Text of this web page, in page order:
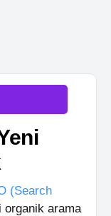
(Search
organik arama